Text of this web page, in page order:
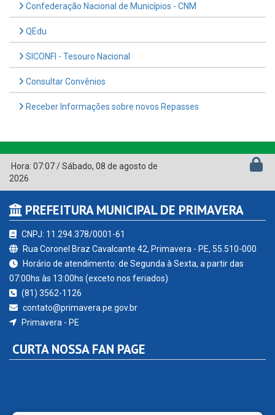
Confederação Nacional de Municípios - CNM
QEdu
SICONFI - Tesouro Nacional
Consultar Convênios
Receber Informações sobre novos Repasses
Hora: 07:07/Sábado, 08 de agosto de
2026
PREFEITURA MUNICIPAL DE PRIMAVERA
CNPJ: 11.294.378/0001-61
Rua Coronel Braz Cavalcante 42, Primavera - PE, 55.510-000
Horário de atendimento: de Segunda à Sexta, a partir das
07:00hs às 13:00hs (exceto nos feriados)
(81) 3562-1126
contato@primavera.pe.gov.br
Primavera - PE
CURTA NOSSA FAN PAGE